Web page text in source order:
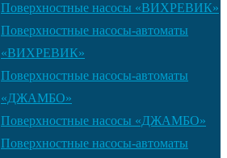
Поверхностные насосы «ВИХРЕВИК»
Поверхностные насосы-автоматы
«ВИХРЕВИК»
Поверхностные насосы-автоматы
«ДЖАМБО»
Поверхностные насосы «ДЖАМБО»
Поверхностные насосы-автоматы